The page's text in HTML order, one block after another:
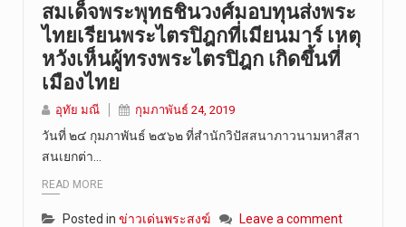
วันที่ 5 ส…
สมเด็จพระพุทธชินวงศ์มอบทุนส่งพระ
ไทยเรียนพระไตรปิฎกที่เมียนมาร์ เหตุ
หวังเห็นผู้ทรงพระไตรปิฎก เกิดขึ้นที่
เมืองไทย
อุทัย มณี กุมภาพันธ์ 24, 2019
วันที่ ๒๔ กุมภาพันธ์ ๒๕๖๒ ที่สำนักวิปัสสนาภาวนามหาสีสา
สนเยกต่า…
READ MORE
Posted in ข่าวเด่นพระสงฆ์ Leave a comment